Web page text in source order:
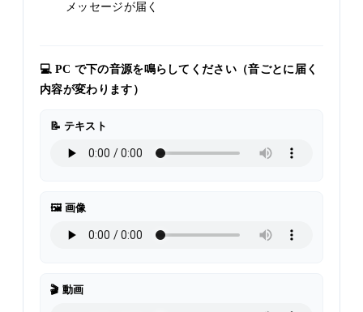
メッセージが届く
💻 PC で下の音源を鳴らしてください（音ごとに届く
内容が変わります）
📝 テキスト
🖼️ 画像
🎬 動画